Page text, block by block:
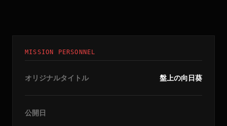
MISSION PERSONNEL
オリジナルタイトル 盤上の向日葵
公開日